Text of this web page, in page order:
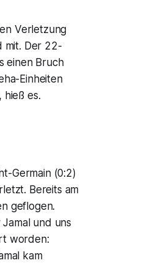
Verletzung
mit. Der 22-
einen Bruch
Einheiten
hieß es.
Germain (0:2)
Bereits am
geflogen.
und uns
worden:
kam